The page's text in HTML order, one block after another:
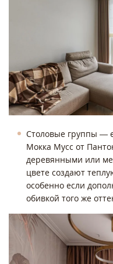
Столовые группы —
Мокка Мусс от
деревянными или
цвете создают
особенно если
обивкой того же